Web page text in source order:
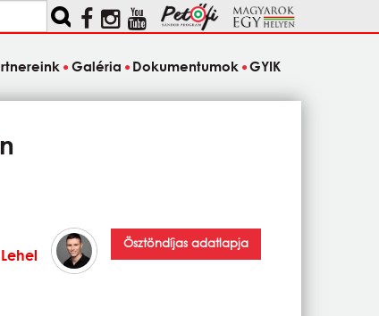
Galéria Dokumentumok GYIK
Ösztöndíjas adatlapja